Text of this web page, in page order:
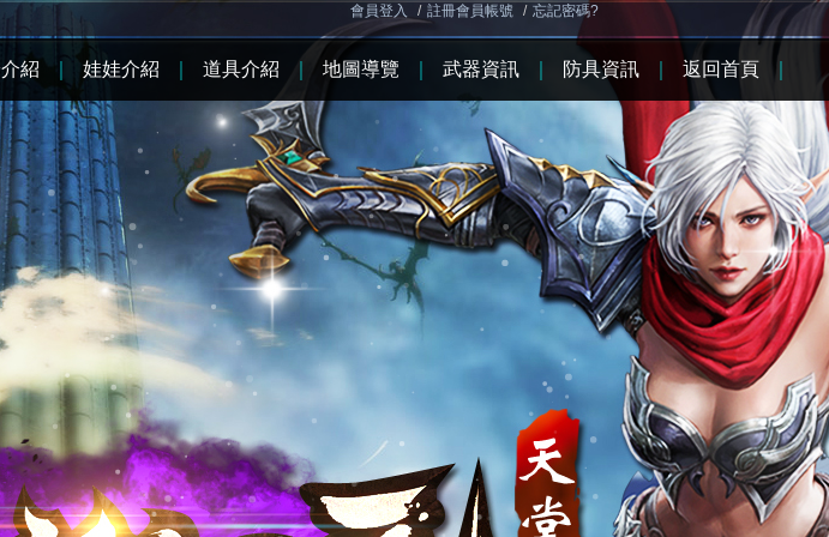
會員登入 / 註冊會員帳號 / 忘記密碼?